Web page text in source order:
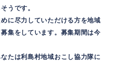
うです。
に尽力していただける方を地域
集をしています。募集期間は今
たは利島村地域おこし協力隊に